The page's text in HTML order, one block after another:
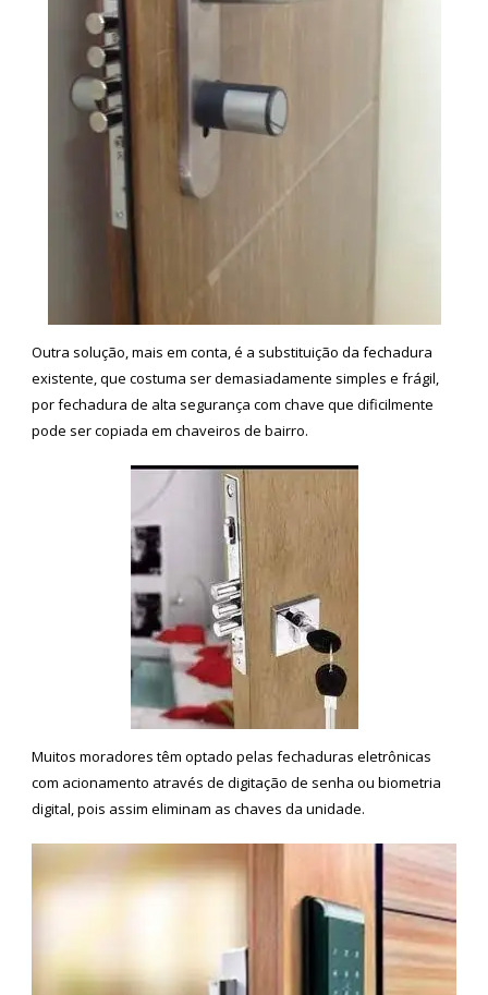
Outra solução, mais em conta, é a substituição da fechadura
existente, que costuma ser demasiadamente simples e frágil,
por fechadura de alta segurança com chave que dificilmente
pode ser copiada em chaveiros de bairro.
Muitos moradores têm optado pelas fechaduras eletrônicas
com acionamento através de digitação de senha ou biometria
digital, pois assim eliminam as chaves da unidade.